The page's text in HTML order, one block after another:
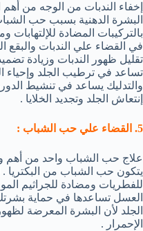
إخفاء الندبات من الوجه من
البشرة الدهنية بسبب حب
بالتركيبات المضادة للإلتهابات
في القضاء علي الندبات والبقع
تقليل ظهور الندبات وزيادة
تساعد في ترطيب الجلد وإحياء
والتدليك يساعد في تنشيط
إنتعاش الجلد وتجديد الخلايا .
5. القضاء علي حب الشباب :
علاج حب الشباب واحد من
يتكون حب الشباب من البكتريا
للفطريات ومضادة للجراثيم
العسل تساعدها في حماية
الجلد لأن البشرة المعرضة
الإحمرار .